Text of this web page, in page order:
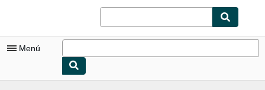
Pasar al contenido principal
Menú